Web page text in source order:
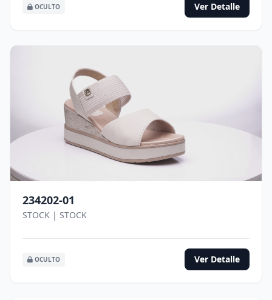
OCULTO Ver Detalle
234202-01
STOCK | STOCK
OCULTO Ver Detalle